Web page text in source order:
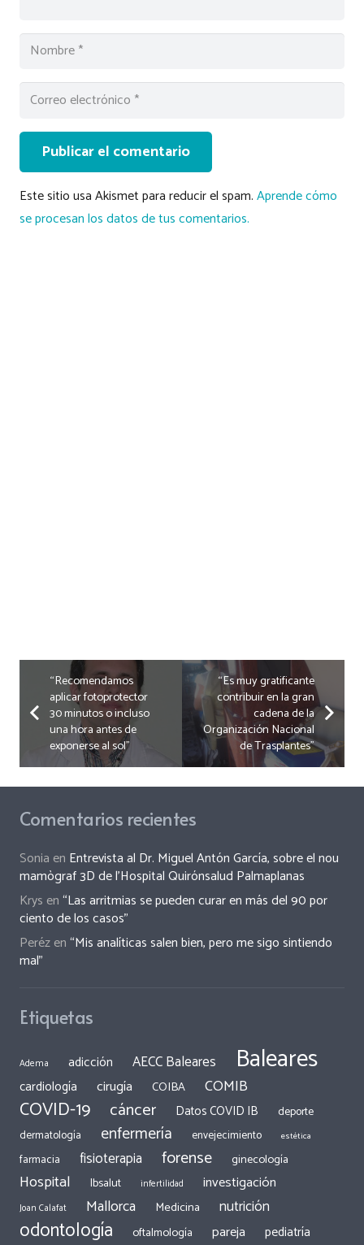
Publicar el comentario
Este sitio usa Akismet para reducir el spam.Aprende cómo
se procesan los datos de tus comentarios.
“Recomendamos
aplicar fotoprotector
30 minutos o incluso
una hora antes de
exponerse al sol”
“Es muy gratificante
contribuir en la gran
cadena de la
Organización Nacional
de Trasplantes”
Comentarios recientes
Sonia en Entrevista al Dr. Miguel Antón García, sobre el nou
mamògraf 3D de l’Hospital Quirónsalud Palmaplanas
Krys en“Las arritmias se pueden curar en más del 90 por
ciento de los casos”
Perézen“Mis analíticas salen bien, pero me sigo sintiendo
mal”
Etiquetas
Adema adicción AECC Baleares Baleares
cardiología cirugía COIBA COMIB
COVID-19 cáncer Datos COVID IB
deporte
dermatología
enfermería envejecimiento estética
farmacia fisioterapia forense ginecología
Hospital Ibsalut infertilidad investigación
Joan Calafat Mallorca Medicina nutrición
odontología oftalmología pareja pediatría